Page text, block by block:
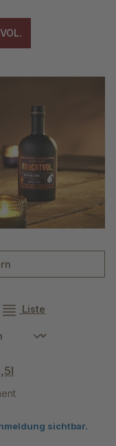
Liste
sichtbar.